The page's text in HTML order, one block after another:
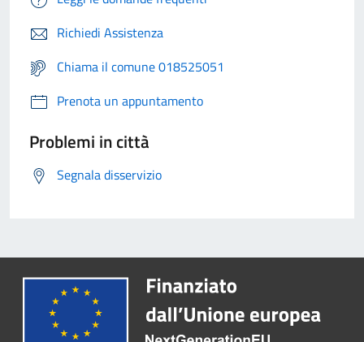
Richiedi Assistenza
Chiama il comune 018525051
Prenota un appuntamento
Problemi in città
Segnala disservizio